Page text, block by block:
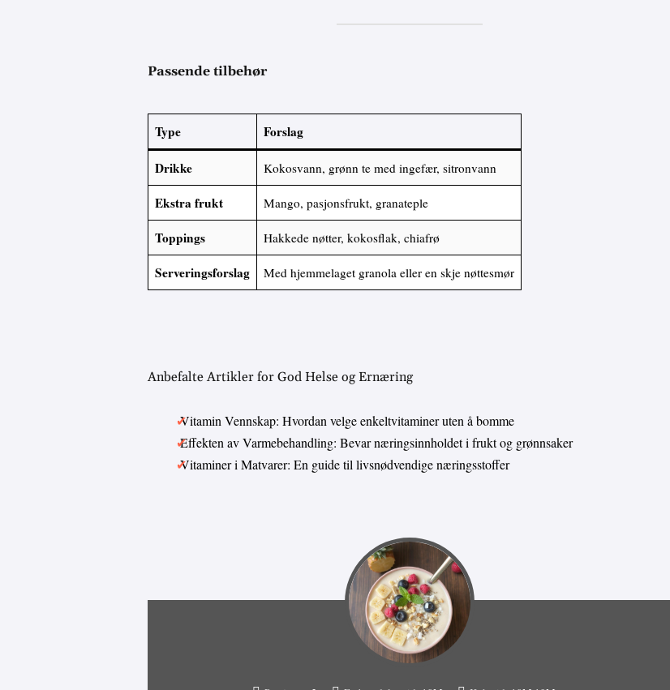
Passende tilbehør
Type Forslag
Drikke Kokosvann, grønn te med ingefær, sitronvann
Ekstra frukt Mango, pasjonsfrukt, granateple
Toppings Hakkede nøtter, kokosflak, chiafrø
Serveringsforslag Med hjemmelaget granola eller en skje nøttesmør
Anbefalte Artikler for God Helse og Ernæring
Vitamin Vennskap: Hvordan velge enkeltvitaminer uten å bomme
Effekten av Varmebehandling: Bevar næringsinnholdet i frukt og grønnsaker
Vitaminer i Matvarer: En guide til livsnødvendige næringsstoffer